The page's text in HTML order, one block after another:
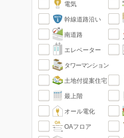
電気
幹線道路沿い
南道路
エレベーター
タワーマンション
土地付提案住宅
最上階
オール電化
OAフロア